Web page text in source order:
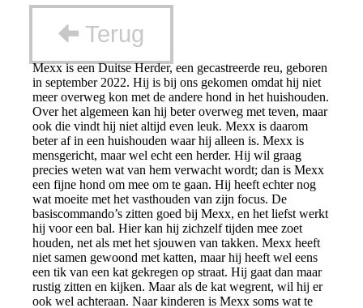
Terug
Mexx is een Duitse Herder, een gecastreerde reu, geboren
in september 2022. Hij is bij ons gekomen omdat hij niet
meer overweg kon met de andere hond in het huishouden.
Over het algemeen kan hij beter overweg met teven, maar
ook die vindt hij niet altijd even leuk. Mexx is daarom
beter af in een huishouden waar hij alleen is. Mexx is
mensgericht, maar wel echt een herder. Hij wil graag
precies weten wat van hem verwacht wordt; dan is Mexx
een fijne hond om mee om te gaan. Hij heeft echter nog
wat moeite met het vasthouden van zijn focus. De
basiscommando’s zitten goed bij Mexx, en het liefst werkt
hij voor een bal. Hier kan hij zichzelf tijden mee zoet
houden, net als met het sjouwen van takken. Mexx heeft
niet samen gewoond met katten, maar hij heeft wel eens
een tik van een kat gekregen op straat. Hij gaat dan maar
rustig zitten en kijken. Maar als de kat wegrent, wil hij er
ook wel achteraan. Naar kinderen is Mexx soms wat te